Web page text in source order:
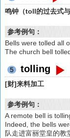
鸣钟（toll的过去式与
参考例句：
Bells were tolled all
The church bell
5 tolling
[财]来料加工
参考例句：
A remote bell is
Indeed, the bells
队走进富丽堂皇的教